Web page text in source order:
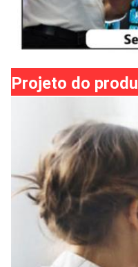
Projeto do